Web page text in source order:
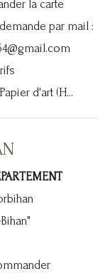
la carte
par mail :
d'art (H...